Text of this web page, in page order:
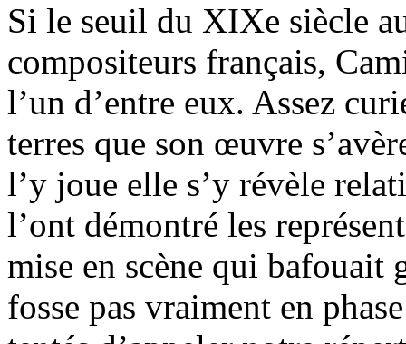
Si le seuil du XIXe siècle
compositeurs français,
l’un d’entre eux. Assez
terres que son œuvre
l’y joue elle s’y révèle
l’ont démontré les
mise en scène qui bafouait
fosse pas vraiment en